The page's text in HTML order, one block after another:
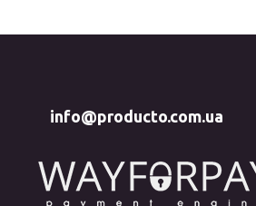
info@producto.com.ua